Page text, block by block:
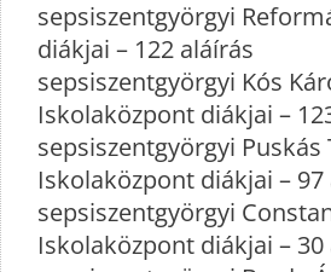
sepsiszentgyörgyi
diákjai – 122 aláírás
sepsiszentgyörgyi Kós
Iskolaközpont diákjai –
sepsiszentgyörgyi Puskás
Iskolaközpont diákjai – 97
sepsiszentgyörgyi
Iskolaközpont diákjai – 30